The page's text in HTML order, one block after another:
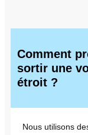
Comment
sortir une
étroit ?
Nous utilisons